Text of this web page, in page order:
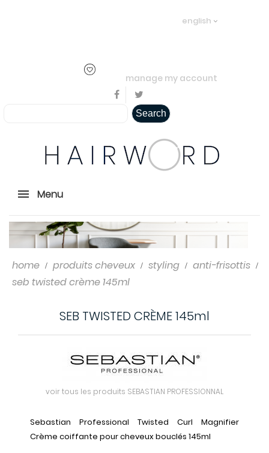
english
manage my account
Search
Menu
home produits cheveux styling
anti-frisottis
seb twisted crème 145ml
SEB TWISTED CRÈME 145ml
voir tous les produits SEBASTIAN PROFESSIONNAL
Sebastian Professional Twisted Curl Magnifier
Crème coiffante pour cheveux bouclés 145ml